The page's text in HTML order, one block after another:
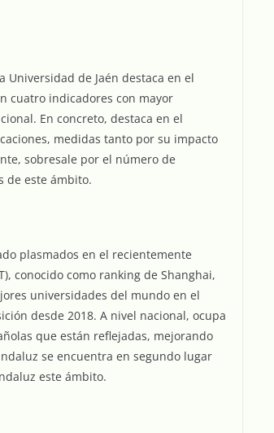
Universidad de Jaén destaca en el
cuatro indicadores con mayor
En concreto, destaca en el
medidas tanto por su impacto
sobresale por el número de
de este ámbito.
plasmados en el recientemente
conocido como ranking de Shanghai,
universidades del mundo en el
desde 2018. A nivel nacional, ocupa
que están reflejadas, mejorando
se encuentra en segundo lugar
este ámbito.